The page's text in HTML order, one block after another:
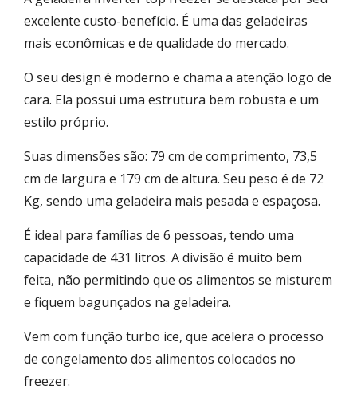
excelente custo-benefício. É uma das geladeiras
mais econômicas e de qualidade do mercado.
O seu design é moderno e chama a atenção logo de
cara. Ela possui uma estrutura bem robusta e um
estilo próprio.
Suas dimensões são: 79 cm de comprimento, 73,5
cm de largura e 179 cm de altura. Seu peso é de 72
Kg, sendo uma geladeira mais pesada e espaçosa.
É ideal para famílias de 6 pessoas, tendo uma
capacidade de 431 litros. A divisão é muito bem
feita, não permitindo que os alimentos se misturem
e fiquem bagunçados na geladeira.
Vem com função turbo ice, que acelera o processo
de congelamento dos alimentos colocados no
freezer.